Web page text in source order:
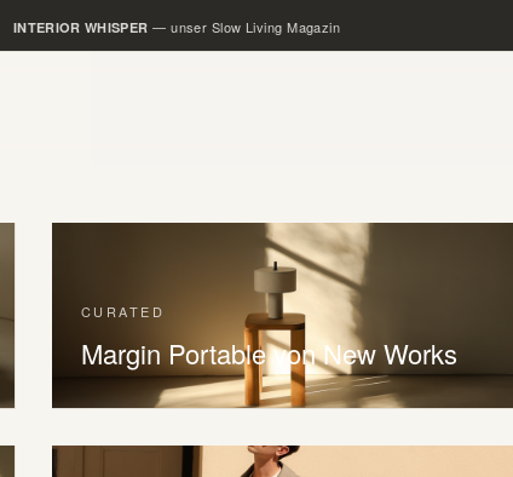
INTERIOR WHISPER — unser Slow Living Magazin
CURATED
Margin Portable von New Works